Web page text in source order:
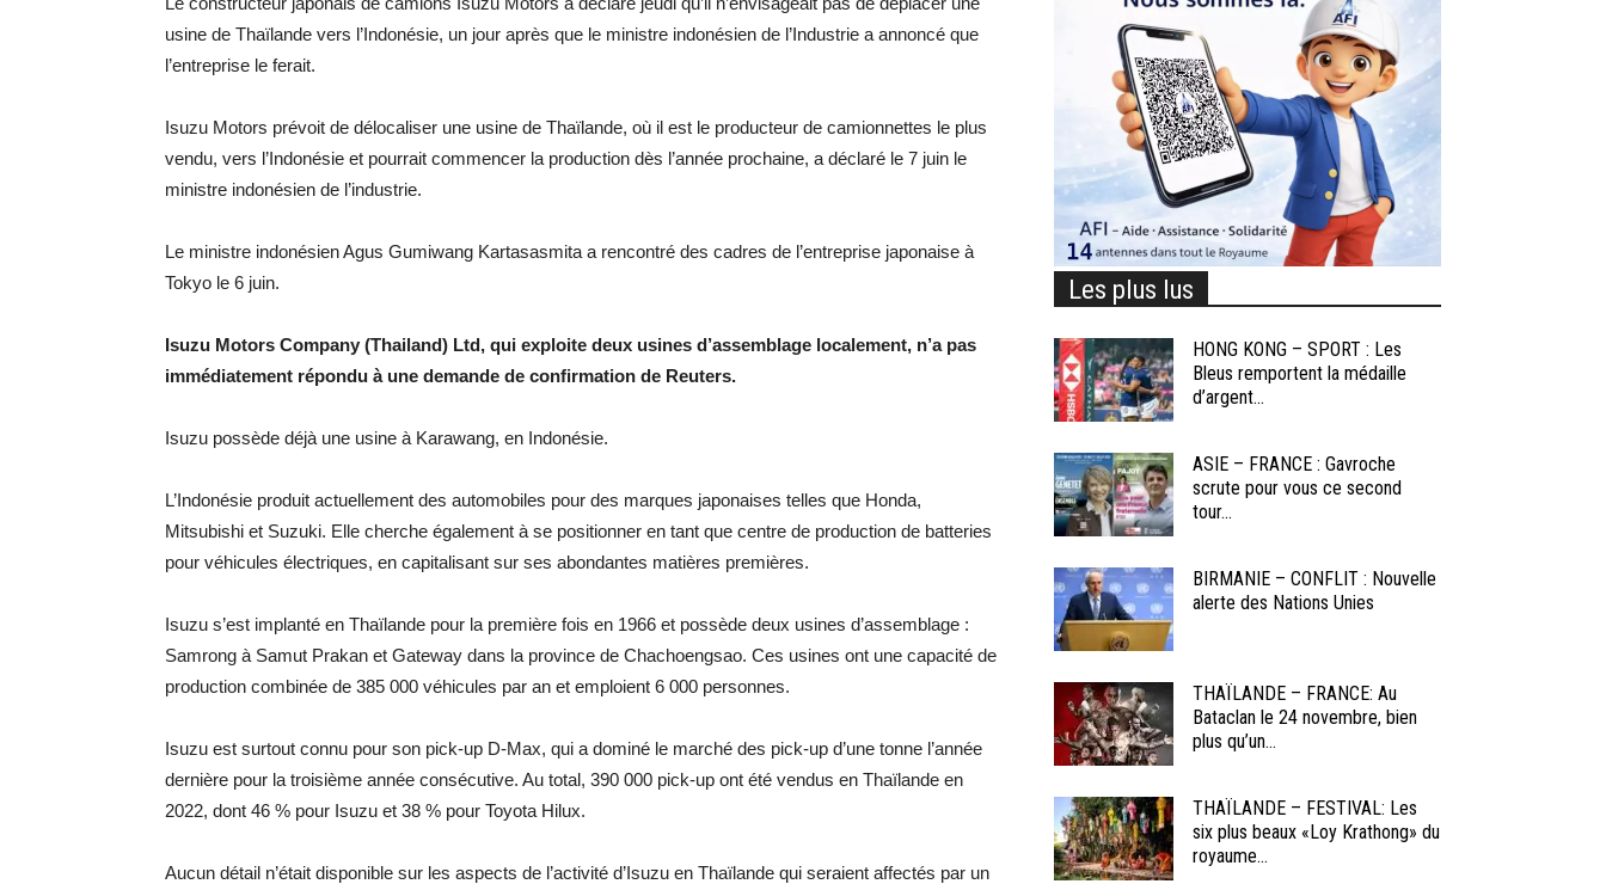
usine de Thaïlande vers l’Indonésie, un jour après que le ministre indonésien de l’Industrie a annoncé que
l’entreprise le ferait.
Isuzu Motors prévoit de délocaliser une usine de Thaïlande, où il est le producteur de camionnettes le plus
vendu, vers l’Indonésie et pourrait commencer la production dès l’année prochaine, a déclaré le 7 juin le
ministre indonésien de l’industrie.
Le ministre indonésien Agus Gumiwang Kartasasmita a rencontré des cadres de l’entreprise japonaise à
Tokyo le 6 juin.
Isuzu Motors Company (Thailand) Ltd, qui exploite deux usines d’assemblage localement, n’a pas
immédiatement répondu à une demande de confirmation de Reuters.
Isuzu possède déjà une usine à Karawang, en Indonésie.
L’Indonésie produit actuellement des automobiles pour des marques japonaises telles que Honda,
Mitsubishi et Suzuki. Elle cherche également à se positionner en tant que centre de production de batteries
pour véhicules électriques, en capitalisant sur ses abondantes matières premières.
Isuzu s’est implanté en Thaïlande pour la première fois en 1966 et possède deux usines d’assemblage :
Samrong à Samut Prakan et Gateway dans la province de Chachoengsao. Ces usines ont une capacité de
production combinée de 385 000 véhicules par an et emploient 6 000 personnes.
Isuzu est surtout connu pour son pick-up D-Max, qui a dominé le marché des pick-up d’une tonne l’année
dernière pour la troisième année consécutive. Au total, 390 000 pick-up ont été vendus en Thaïlande en
2022, dont 46 % pour Isuzu et 38 % pour Toyota Hilux.
Aucun détail n’était disponible sur les aspects de l’activité d’Isuzu en Thaïlande qui seraient affectés par un
Les plus lus
HONG KONG – SPORT : Les
Bleus remportent la médaille
d’argent...
ASIE – FRANCE : Gavroche
scrute pour vous ce second
tour...
BIRMANIE – CONFLIT : Nouvelle
alerte des Nations Unies
THAÏLANDE – FRANCE: Au
Bataclan le 24 novembre, bien
plus qu’un...
THAÏLANDE – FESTIVAL: Les
six plus beaux «Loy Krathong» du
royaume...